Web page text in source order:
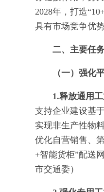
2028年，打造
具有市场竞争优
二、主要任
（一）强化
1.释放通用
支持企业建设基
实现非生产性物
优化自营销售、
+智能货柜”配送
市交通委）